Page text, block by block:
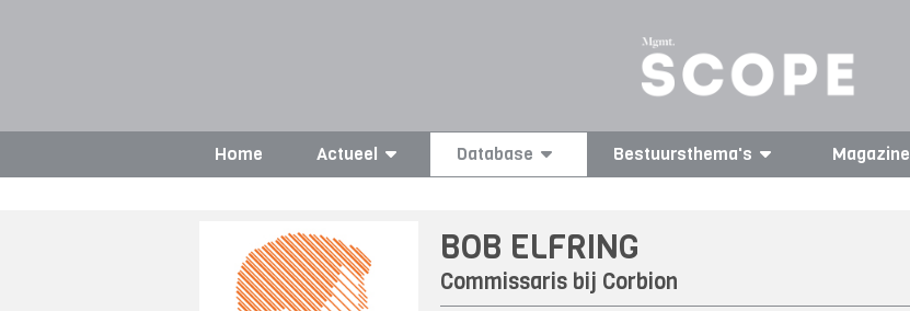
Home Actueel Database Bestuursthema's Magazine
BOB ELFRING
Commissaris bij Corbion